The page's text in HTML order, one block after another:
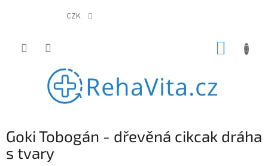
CZK
Goki Tobogán - dřevěná cikcak dráha
s tvary